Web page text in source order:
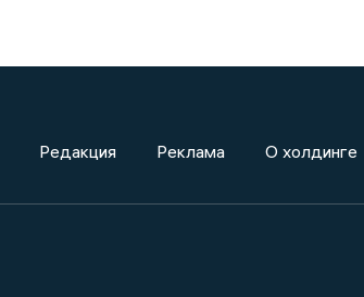
Редакция Реклама О холдинге